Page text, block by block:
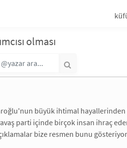
olması
büyük ihtimal hayallerinden
parti içinde birçok insan ihraç
bize resmen bunu gösteriyor